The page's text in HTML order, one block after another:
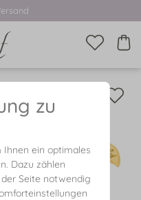
zu
Ihnen ein optimales
Dazu zählen
Seite notwendig